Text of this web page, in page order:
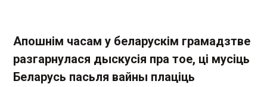
Апошнім часам у беларускім грамадзтве
разгарнулася дыскусія пра тое, ці мусіць
Беларусь пасьля вайны плаціць